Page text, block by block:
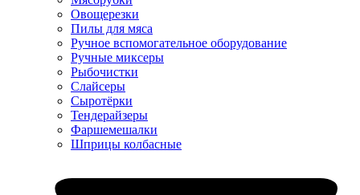
Овощерезки
Пилы для мяса
Ручное вспомогательное оборудование
Ручные миксеры
Рыбочистки
Слайсеры
Сыротёрки
Тендерайзеры
Фаршемешалки
Шприцы колбасные